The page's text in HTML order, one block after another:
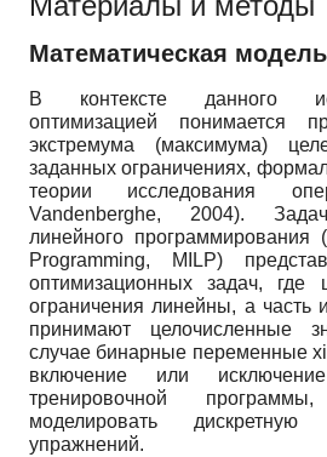
Математическая
В контексте данного
оптимизацией понимается
экстремума (максимума)
заданных ограничениях,
теории исследования
Vandenberghe, 2004).
линейного программирования
Programming, MILP)
оптимизационных задач, где
ограничения линейны, а часть
принимают целочисленные
случае бинарные переменные
включение или
тренировочной
моделировать
упражнений.